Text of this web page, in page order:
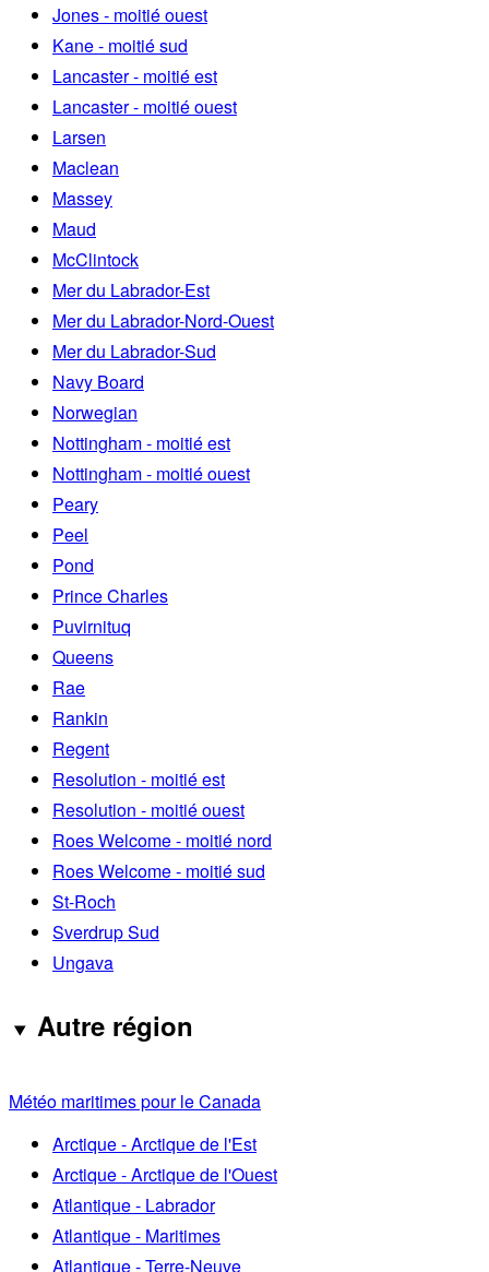
Jones - moitié ouest
Kane - moitié sud
Lancaster - moitié est
Lancaster - moitié ouest
Larsen
Maclean
Massey
Maud
McClintock
Mer du Labrador-Est
Mer du Labrador-Nord-Ouest
Mer du Labrador-Sud
Navy Board
Norwegian
Nottingham - moitié est
Nottingham - moitié ouest
Peary
Peel
Pond
Prince Charles
Puvirnituq
Queens
Rae
Rankin
Regent
Resolution - moitié est
Resolution - moitié ouest
Roes Welcome - moitié nord
Roes Welcome - moitié sud
St-Roch
Sverdrup Sud
Ungava
Autre région
Météo maritimes pour le Canada
Arctique - Arctique de l'Est
Arctique - Arctique de l'Ouest
Atlantique - Labrador
Atlantique - Maritimes
Atlantique - Terre-Neuve